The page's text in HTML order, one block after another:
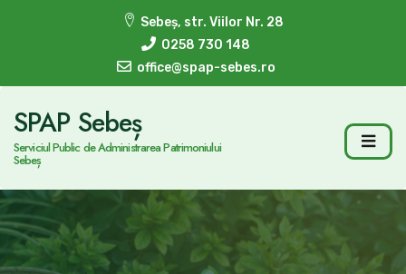
Sebeș, str. Viilor Nr. 28
0258 730 148
office@spap-sebes.ro
SPAP Sebeș
Serviciul Public de Administrarea Patrimoniului
Sebeș